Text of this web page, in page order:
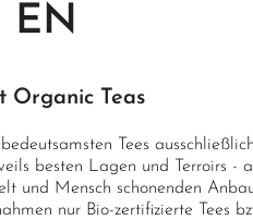
EN
Organic Teas
Tees
besten Lagen und Terroirs -
und Mensch schonenden
nur Bio-zertifizierte Tees